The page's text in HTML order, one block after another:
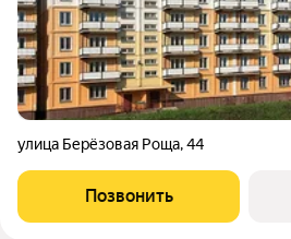
улица Берёзовая Роща,44
Позвонить